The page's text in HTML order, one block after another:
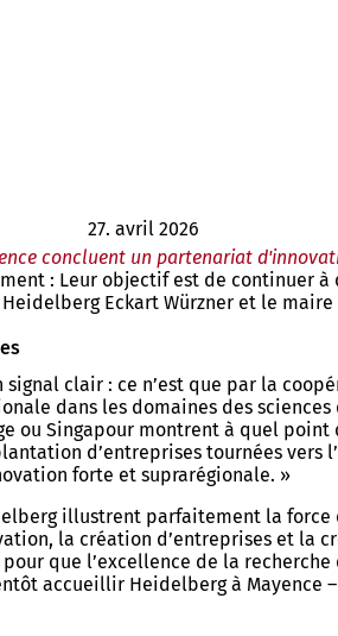
27. avril 2026
concluent un partenariat
: Leur objectif est de continuer
Eckart Würzner et le
clair : ce n’est que par la
dans les domaines des
ou Singapour montrent à quel
d’entreprises tournées vers
forte et suprarégionale. »
illustrent parfaitement la
la création d’entreprises et
que l’excellence de la
accueillir Heidelberg à